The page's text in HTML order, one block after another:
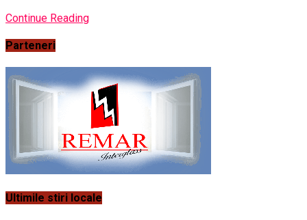
Continue Reading
Parteneri
Ultimile stiri locale